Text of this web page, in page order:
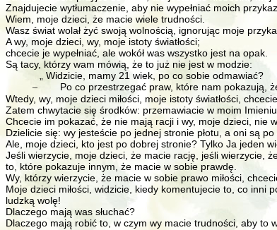
Znajdujecie wytłumaczenie, aby nie wypełniać moich
Wiem, moje dzieci, że macie wiele trudności.
Wasz świat wolał żyć swoją wolnością, ignorując moje
A wy, moje dzieci, wy, moje istoty światłości;
chcecie je wypełniać, ale wokół was wszystko jest na opak.
Są tacy, którzy wam mówią, że to już nie jest w modzie:
„ Widzicie, mamy 21 wiek, po co sobie odmawiać?
–
Po co przestrzegać praw, które nam pokazują,
Wtedy, wy, moje dzieci miłości, moje istoty światłości,
Zatem chwytacie się środków: przemawiacie w moim Imieniu.
Chcecie im pokazać, że nie mają racji i wy, moje dzieci, nie
Dzielicie się: wy jesteście po jednej stronie płotu, a oni są po
Ale, moje dzieci, kto jest po dobrej stronie? Tylko Ja jeden
Jeśli wierzycie, moje dzieci, że macie rację, jeśli wierzycie,
to, które pokazuje innym, że macie w sobie prawdę.
Wy, którzy wierzycie, że macie w sobie prawo miłości,
Moje dzieci miłości, widzicie, kiedy komentujecie to, co inni
ludzką wolę!
Dlaczego mają was słuchać?
Dlaczego mają robić to, w czym wy macie trudności, aby to